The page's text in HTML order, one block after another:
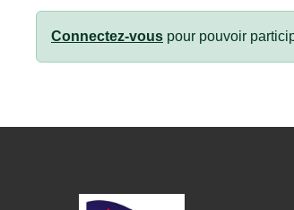
Connectez-vous pour pouvoir